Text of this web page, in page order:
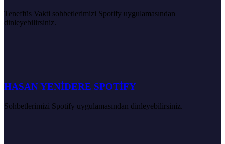
Teneffüs Vakti sohbetlerimizi Spotify uygulamasından
dinleyebilirsiniz.
HASAN YENİDERE SPOTİFY
Sohbetlerimizi Spotify uygulamasından dinleyebilirsiniz.